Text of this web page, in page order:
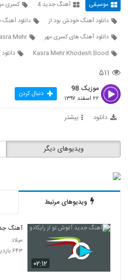
2096
۲۸۸ بازدید
2097
۲۷۹ بازدید
2099
دانلود آهنگ
2100
دانلود آهنگ
همراه متن ترانه
دانلود آهنگ
(Ebrahim Chahardoli Habs Abad)
آهنگ کلافه از
۳۰۷ بازدید
موسیقی آهنگ جدید 4
کسری
دانلود آهنگ خودش بود از
دانلود
دانلود آهنگ های کسری مهر
Mehr
Kasra Mehr Khodesh Bood
۵۱۱
موزیک 98
۲۲ اسفند ۱۳۹۷ دنبال کردن
دانلود بیشتر
ویدیوهای دیگر
ویدیوهای مرتبط
۰۲:۱۲
آهنگ
میلاد
۶۴۳ بازدید